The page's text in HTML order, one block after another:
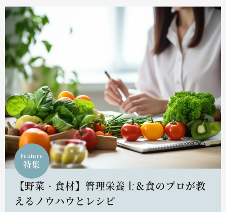
Feature
特集
【野菜・食材】管理栄養士＆食のプロが教
えるノウハウとレシピ